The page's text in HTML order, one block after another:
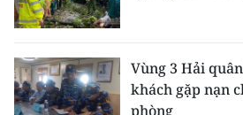
Vùng 3 Hải
khách gặp nạn
phòng